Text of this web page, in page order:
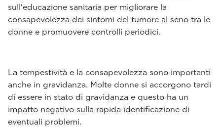
sull'educazione sanitaria per migliorare la
consapevolezza dei sintomi del tumore al seno tra le
donne e promuovere controlli periodici.
La tempestività e la consapevolezza sono importanti
anche in gravidanza. Molte donne si accorgono tardi
di essere in stato di gravidanza e questo ha un
impatto negativo sulla rapida identificazione di
eventuali problemi.